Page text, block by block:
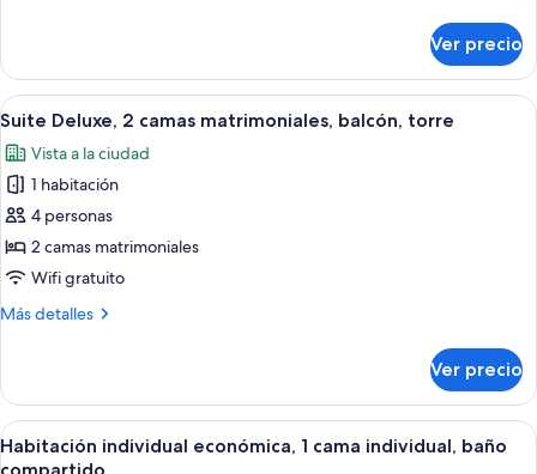
en
la
habitación,
torre
Deluxe,
cama
baño
en
la
habitación,
torre
Ver precio
Abrir
todas
las
fotos
de
Suite
Deluxe,
camas
torre
Una habitación con dos camas, un
5
Suite Deluxe, 2 camas matrimoniales, balcón, torre
Vista a la ciudad
1 habitación
4 personas
2 camas matrimoniales
Wifi gratuito
Más detalles
Más
Deluxe,
camas
matrimoniales,
Ver precio
Abrir
todas
Una habitación pequeña con
4
Habitación individual económica, 1 cama individual, baño